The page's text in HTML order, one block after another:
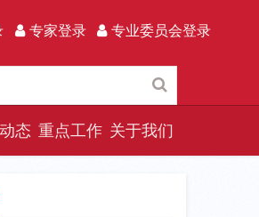
专家登录 专业委员会登录
态 重点工作 关于我们